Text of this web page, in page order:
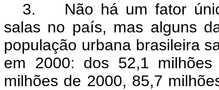
3. Não há um fator
salas no país, mas alguns
população urbana brasileira
em 2000: dos 52,1
milhões de 2000, 85,7